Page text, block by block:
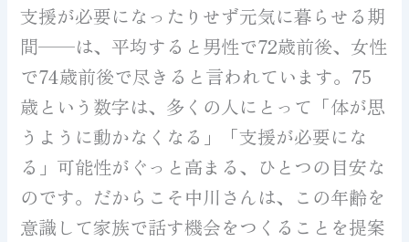
支援が必要になったりせず元気に暮らせる期
間——は、平均すると男性で72歳前後、女性
で74歳前後で尽きると言われています。75
歳という数字は、多くの人にとって「体が思
うように動かなくなる」「支援が必要にな
る」可能性がぐっと高まる、ひとつの目安な
のです。だからこそ中川さんは、この年齢を
意識して家族で話す機会をつくることを提案